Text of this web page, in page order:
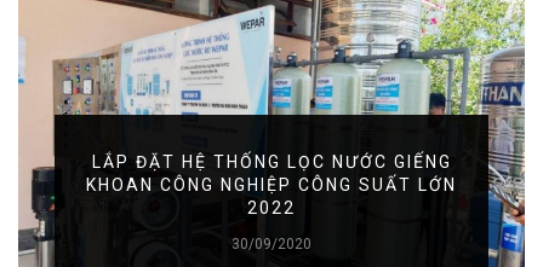
LẮP ĐẶT HỆ THỐNG LỌC NƯỚC GIẾNG
KHOAN CÔNG NGHIỆP CÔNG SUẤT LỚN
2022
30/09/2020